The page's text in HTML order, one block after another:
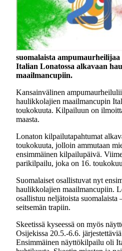
suomalaista
Italian Lonatossa alkavaan
maailmancupiin.
Kansainvälinen
haulikkolajien maailmancupin
toukokuuta. Kilpailuun on
maasta.
Lonaton kilpailutapahtumat
toukokuuta, jolloin ammutaan
ensimmäinen kilpailupäivä.
parikilpailu, joka on 16.
Suomalaiset osallistuvat nyt
haulikkolajien maailmancupiin.
osallistuu neljätoista suomalaista
seitsemän trapiin.
Skeetissä kyseessä on myös
Osijekissa 20.5.-6.6.
Ensimmäinen näyttökilpailu oli